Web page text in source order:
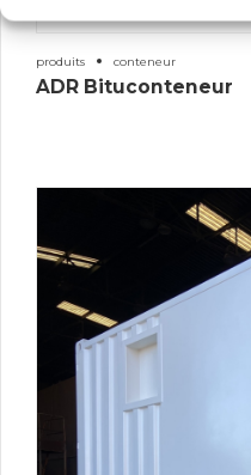
produits conteneur
ADR Bituconteneur